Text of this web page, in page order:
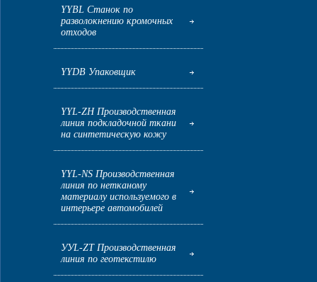
YYBL Станок по
разволокнению кромочных
отходов
YYDB Упаковщик
YYL-ZH Производственная
линия подкладочной ткани
на синтетическую кожу
YYL-NS Производственная
линия по нетканому
материалу используемого в
интерьере автомобилей
УУL-ZT Производственная
линия по геотекстилю